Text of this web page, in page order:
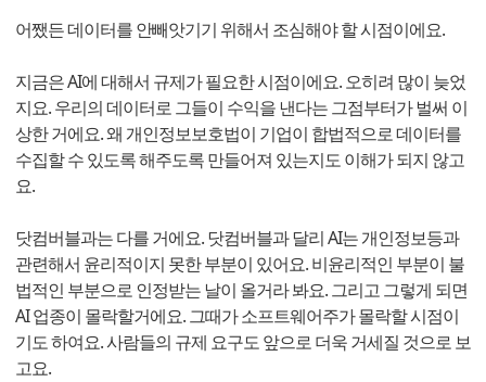
어쨌든 데이터를 안빼앗기기 위해서 조심해야 할 시점이에요.
지금은 AI에 대해서 규제가 필요한 시점이에요. 오히려 많이 늦었
지요. 우리의 데이터로 그들이 수익을 낸다는 그점부터가 벌써 이
상한 거에요. 왜 개인정보보호법이 기업이 합법적으로 데이터를
수집할 수 있도록 해주도록 만들어져 있는지도 이해가 되지 않고
요.
닷컴버블과는 다를 거에요. 닷컴버블과 달리 AI는 개인정보등과
관련해서 윤리적이지 못한 부분이 있어요. 비윤리적인 부분이 불
법적인 부분으로 인정받는 날이 올거라 봐요. 그리고 그렇게 되면
AI 업종이 몰락할거에요. 그때가 소프트웨어주가 몰락할 시점이
기도 하여요. 사람들의 규제 요구도 앞으로 더욱 거세질 것으로 보
고요.